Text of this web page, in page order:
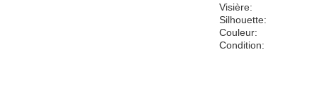
Visière:
Silhouette:
Couleur:
Condition: